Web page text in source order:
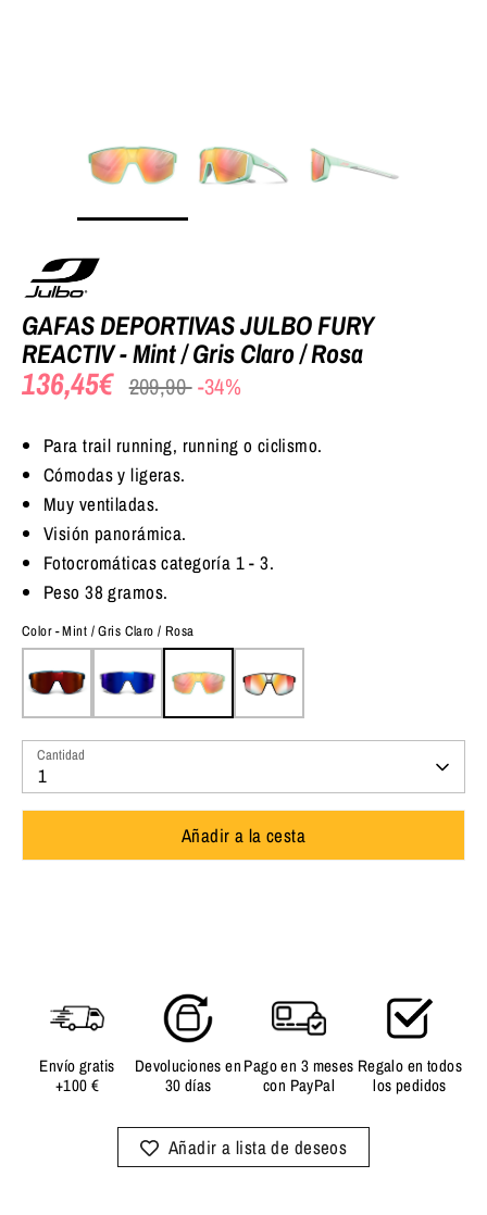
GAFAS DEPORTIVAS JULBO FURY
REACTIV - Mint / Gris Claro / Rosa
136,45€
Precio
209,90
Para trail running, running o ciclismo.
Cómodas y ligeras.
Muy ventiladas.
Visión panorámica.
Fotocromáticas categoría 1 - 3.
Peso 38 gramos.
Color - Mint / Gris Claro / Rosa
Cantidad
1
Añadir a la cesta
Envío gratis
+100 €
Devoluciones en
30 días
Pago en 3 meses
con PayPal
Regalo en todos
los pedidos